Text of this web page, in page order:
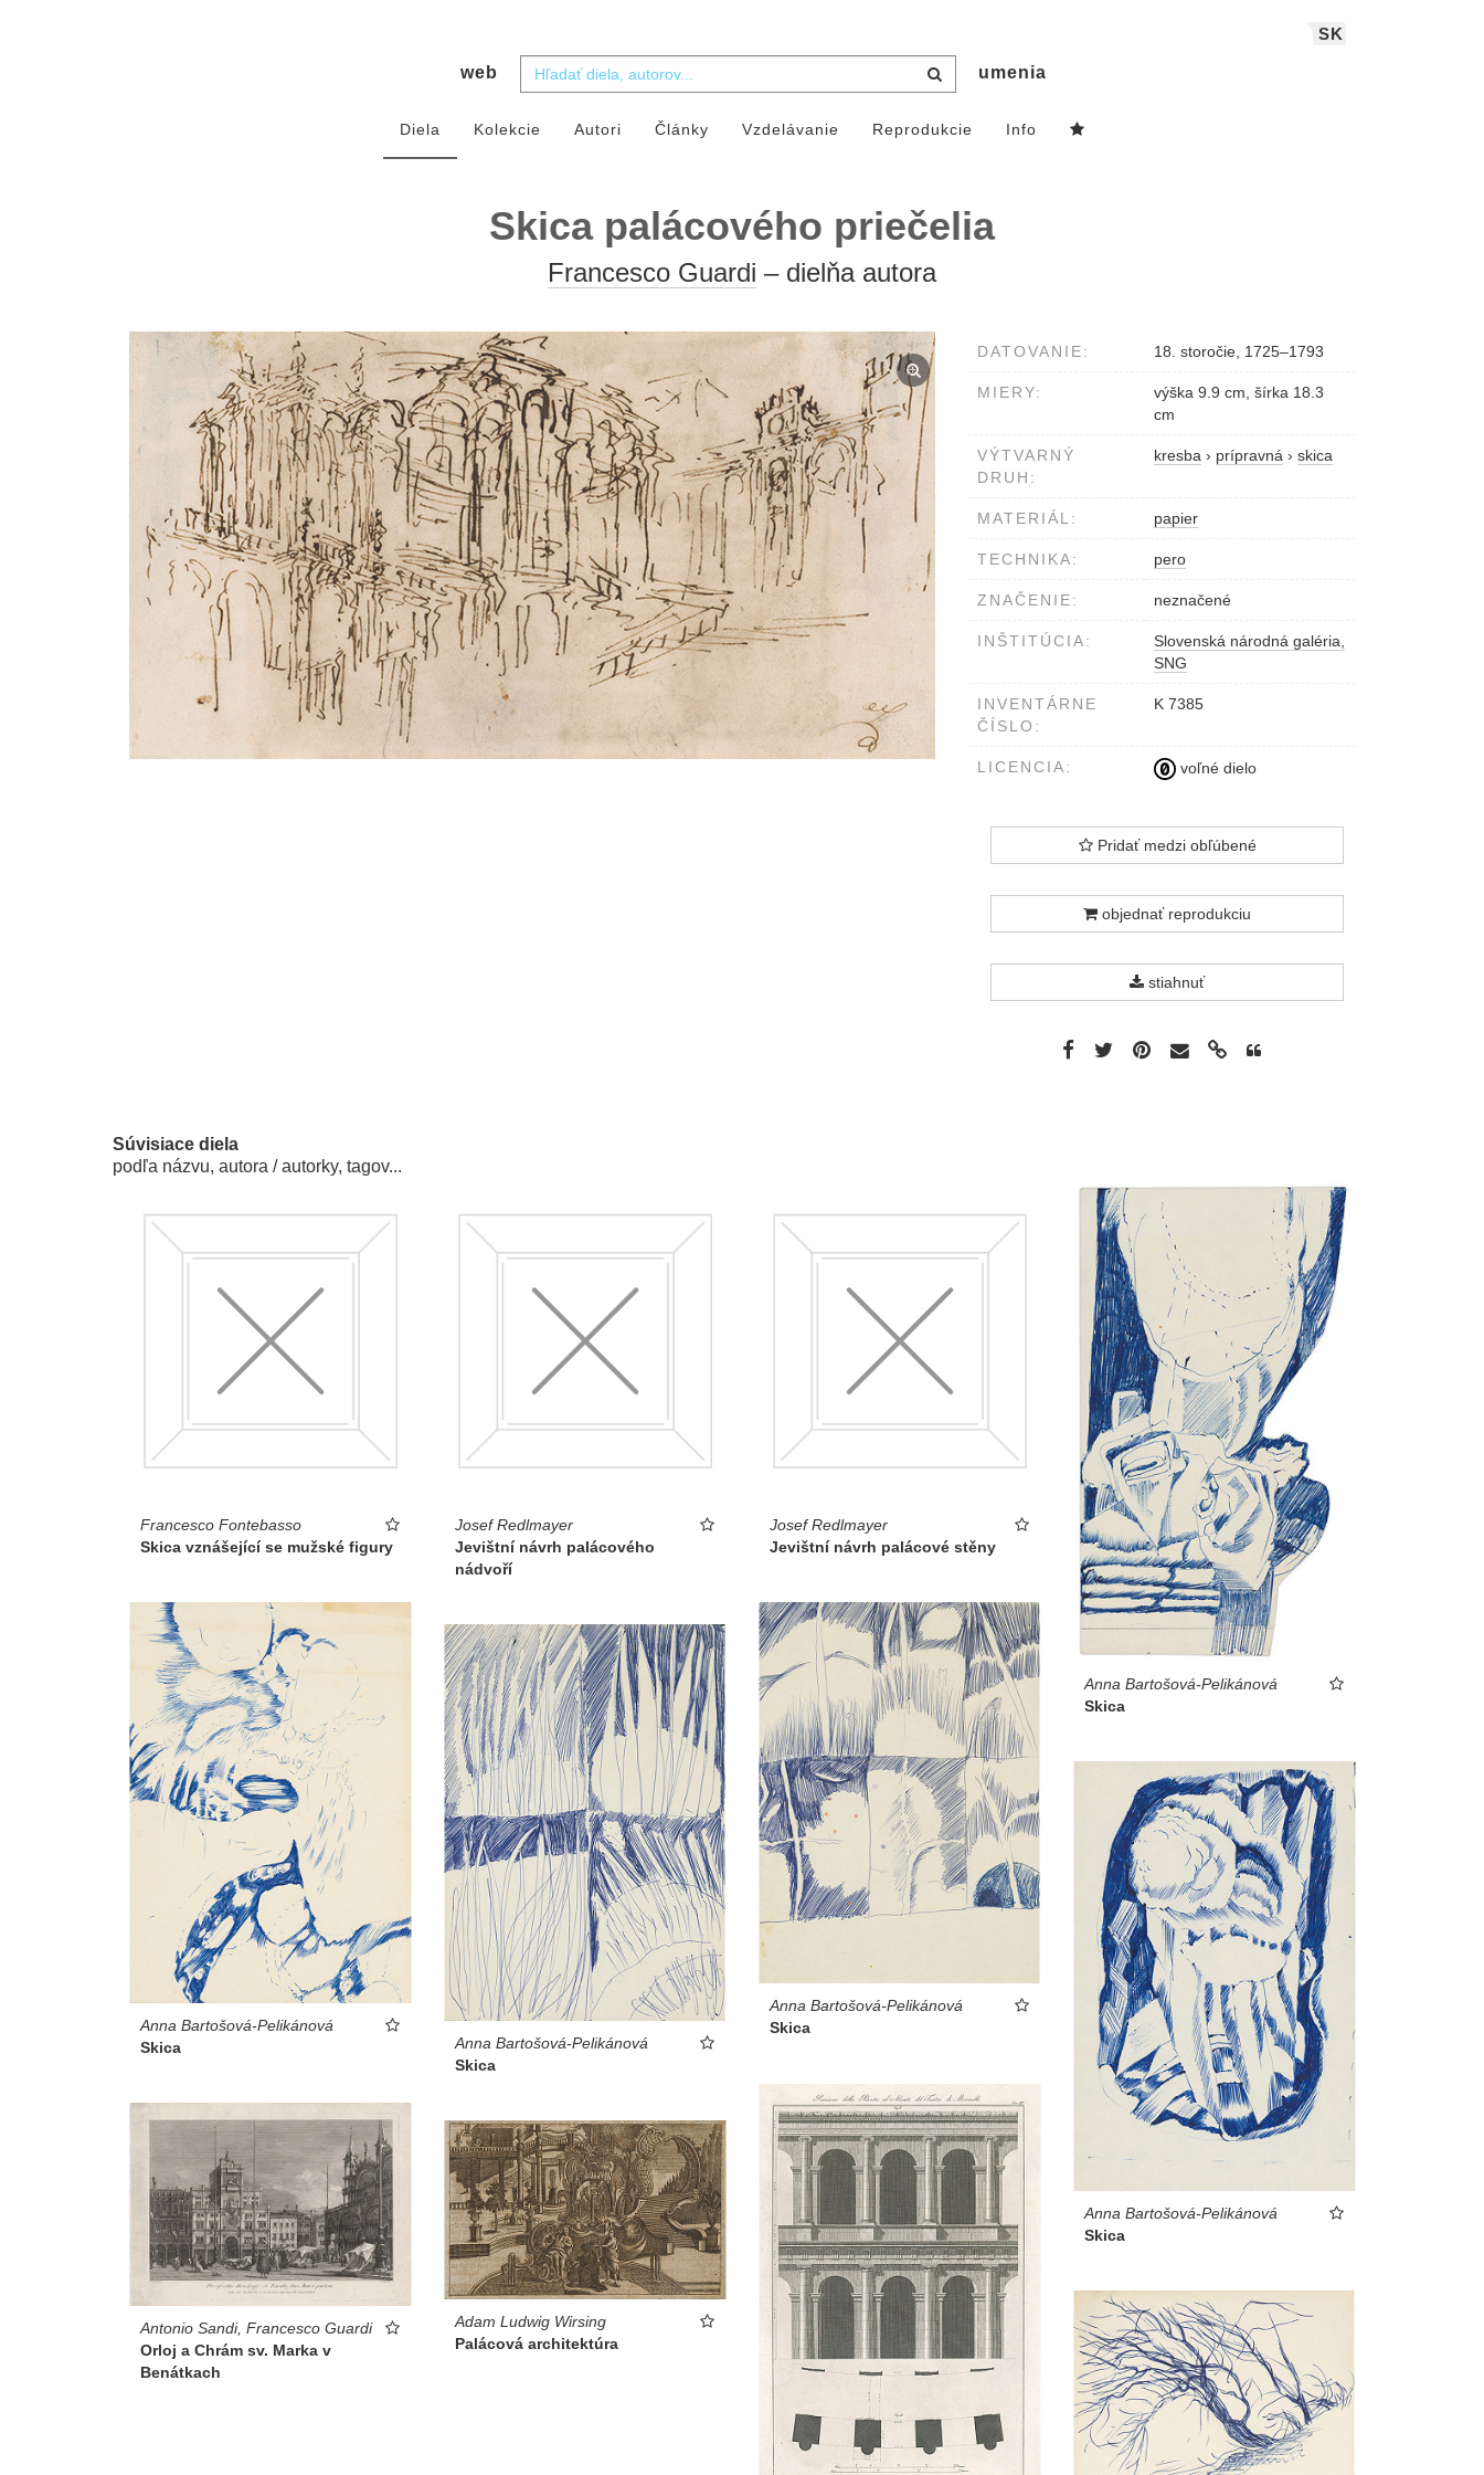
SK
web umenia
Diela Kolekcie Autori Články Vzdelávanie Reprodukcie Info
Skica palácového priečelia
Francesco Guardi – dielňa autora
DATOVANIE: 18. storočie, 1725–1793
MIERY:
výška 9.9 cm, šírka 18.3
cm
VÝTVARNÝ
DRUH:
kresba › prípravná › skica
MATERIÁL: papier
TECHNIKA: pero
ZNAČENIE: neznačené
INŠTITÚCIA:
Slovenská národná galéria,
SNG
INVENTÁRNE
ČÍSLO:
K 7385
LICENCIA: voľné dielo
Pridať medzi obľúbené
objednať reprodukciu
stiahnuť
Súvisiace diela
podľa názvu, autora / autorky, tagov...
Francesco Fontebasso
Skica vznášející se mužské figury
Josef Redlmayer
Jevištní návrh palácového
nádvoří
Josef Redlmayer
Jevištní návrh palácové stěny
Anna Bartošová-Pelikánová
Skica
Anna Bartošová-Pelikánová
Skica
Anna Bartošová-Pelikánová
Skica
Anna Bartošová-Pelikánová
Skica
Anna Bartošová-Pelikánová
Skica
Antonio Sandi, Francesco Guardi
Orloj a Chrám sv. Marka v
Benátkach
Adam Ludwig Wirsing
Palácová architektúra